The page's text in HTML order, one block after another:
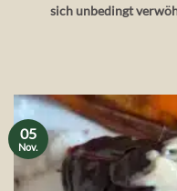
sich unbedingt
05
Nov.